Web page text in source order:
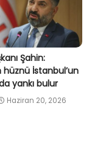
Şahin:
hüznü İstanbul’un
yankı bulur
Haziran 20, 2026